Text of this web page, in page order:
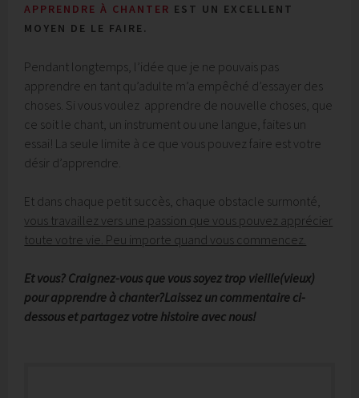
APPRENDRE À CHANTER EST UN EXCELLENT
MOYEN DE LE FAIRE.
Pendant longtemps, l’idée que je ne pouvais pas
apprendre en tant qu’adulte m’a empêché d’essayer des
choses. Si vous voulez apprendre de nouvelle choses, que
ce soit le chant, un instrument ou une langue, faites un
essai! La seule limite à ce que vous pouvez faire est votre
désir d’apprendre.
Et dans chaque petit succès, chaque obstacle surmonté,
vous travaillez vers une passion que vous pouvez apprécier
toute votre vie. Peu importe quand vous commencez.
Et vous? Craignez-vous que vous soyez trop vieille(vieux)
pour apprendre à chanter?Laissez un commentaire ci-
dessous et partagez votre histoire avec nous!